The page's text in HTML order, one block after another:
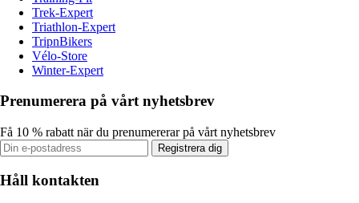
Trek-Expert
Triathlon-Expert
TripnBikers
Vélo-Store
Winter-Expert
Prenumerera på vårt nyhetsbrev
Få 10 % rabatt när du prenumererar på vårt nyhetsbrev
Registrera dig
Håll kontakten